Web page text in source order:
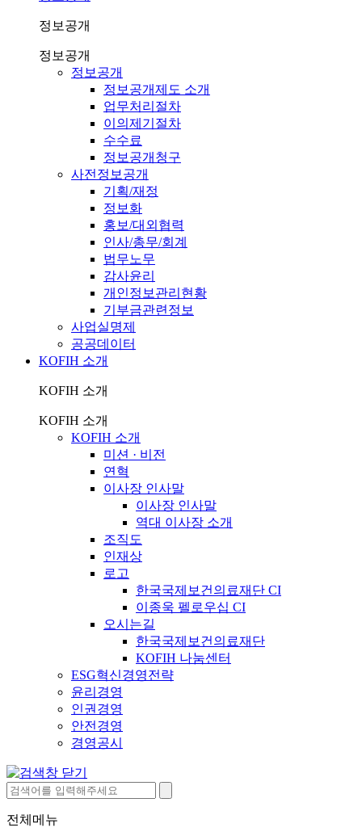
정보공개
정보공개
정보공개
정보공개제도 소개
업무처리절차
이의제기절차
수수료
정보공개청구
사전정보공개
기획/재정
정보화
홍보/대외협력
인사/총무/회계
법무노무
감사윤리
개인정보관리현황
기부금관련정보
사업실명제
공공데이터
KOFIH 소개
KOFIH 소개
KOFIH 소개
KOFIH 소개
미션 · 비전
연혁
이사장 인사말
이사장 인사말
역대 이사장 소개
조직도
인재상
로고
한국국제보건의료재단 CI
이종욱 펠로우십 CI
오시는길
한국국제보건의료재단
KOFIH 나눔센터
ESG혁신경영전략
윤리경영
인권경영
안전경영
경영공시
전체메뉴